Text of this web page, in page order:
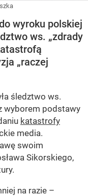
wyroku polskiej
ws. „zdrady
„raczej
śledztwo ws.
wyborem podstawy
katastrofy
media.
swoim
Sikorskiego,
na razie –